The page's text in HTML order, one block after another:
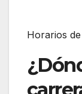
Horarios